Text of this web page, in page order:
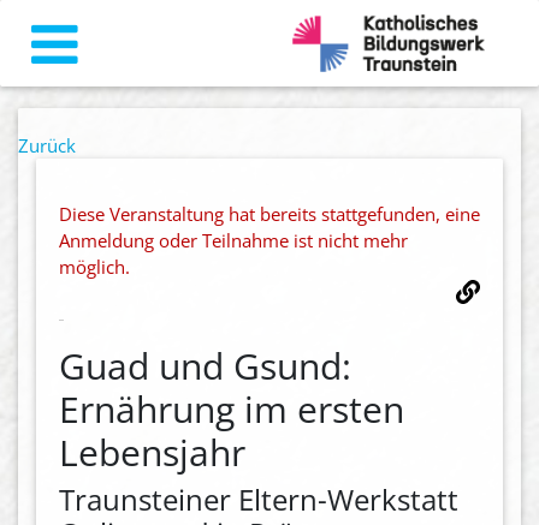
Zurück
Diese Veranstaltung hat bereits stattgefunden, eine
Anmeldung oder Teilnahme ist nicht mehr
möglich.
Guad und Gsund:
Ernährung im ersten
Lebensjahr
Traunsteiner Eltern-Werkstatt